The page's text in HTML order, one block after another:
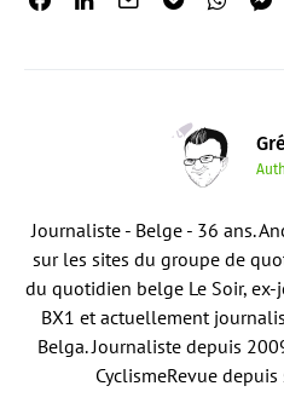
Journaliste - Belge - 36 ans.
sur les sites du groupe de
du quotidien belge Le Soir,
BX1 et actuellement
Belga. Journaliste depuis
CyclismeRevue